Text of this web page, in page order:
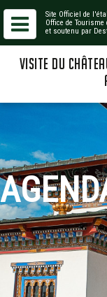
Site Officiel de
Office de
et soutenu par
VISITE DU